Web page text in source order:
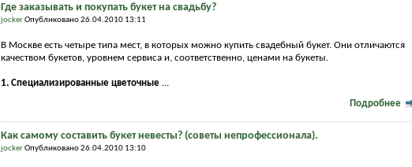
Где заказывать и покупать букет на свадьбу?
jockerОпубликовано 26.04.2010 13:11
В Москве есть четыре типа мест, в которых можно купить свадебный букет. Они отличаются
качеством букетов, уровнем сервиса и, соответственно, ценами на букеты.
1. Специализированные цветочные...
Подробнее
Как самому составить букет невесты? (советы непрофессионала).
jockerОпубликовано 26.04.2010 13:10